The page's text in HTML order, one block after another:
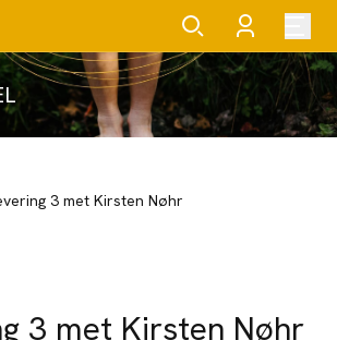
3 met Kirsten Nøhr
3 met Kirsten Nøhr